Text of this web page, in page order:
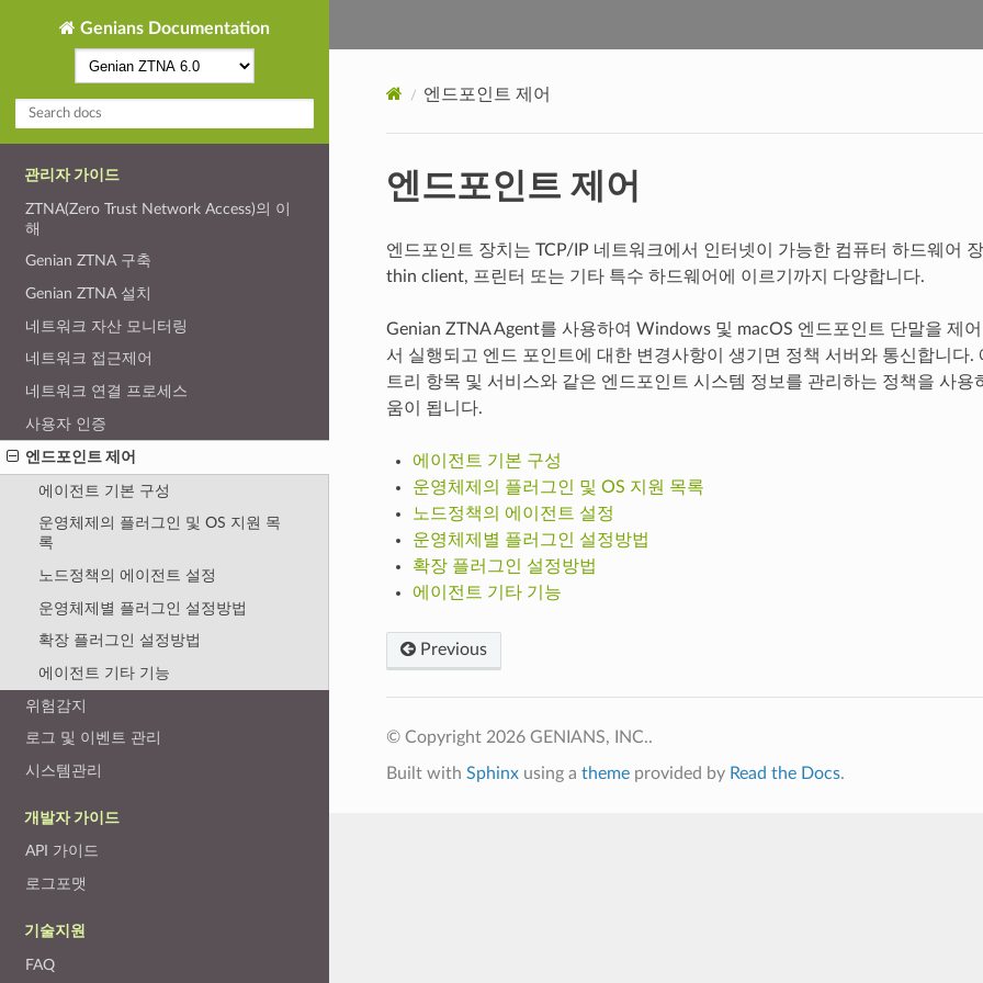
Genians Documentation
관리자 가이드
ZTNA(Zero Trust Network Access)의 이
해
Genian ZTNA 구축
Genian ZTNA 설치
네트워크 자산 모니터링
네트워크 접근제어
네트워크 연결 프로세스
사용자 인증
엔드포인트 제어
에이전트 기본 구성
운영체제의 플러그인 및 OS 지원 목
록
노드정책의 에이전트 설정
운영체제별 플러그인 설정방법
확장 플러그인 설정방법
에이전트 기타 기능
위험감지
로그 및 이벤트 관리
시스템관리
개발자 가이드
API 가이드
로그포맷
기술지원
FAQ
엔드포인트 제어
엔드포인트 제어
엔드포인트 장치는 TCP/IP 네트워크에서 인터넷이 가능한 컴퓨터 하드웨어
thin client, 프린터 또는 기타 특수 하드웨어에 이르기까지 다양합니다.
Genian ZTNA Agent를 사용하여 Windows 및 macOS 엔드포인트 단말을 제
서 실행되고 엔드 포인트에 대한 변경사항이 생기면 정책 서버와 통신합니다
트리 항목 및 서비스와 같은 엔드포인트 시스템 정보를 관리하는 정책을 사
움이 됩니다.
에이전트 기본 구성
운영체제의 플러그인 및 OS 지원 목록
노드정책의 에이전트 설정
운영체제별 플러그인 설정방법
확장 플러그인 설정방법
에이전트 기타 기능
Previous
© Copyright 2026 GENIANS, INC..
Built with Sphinxusing a themeprovided by Read the Docs.